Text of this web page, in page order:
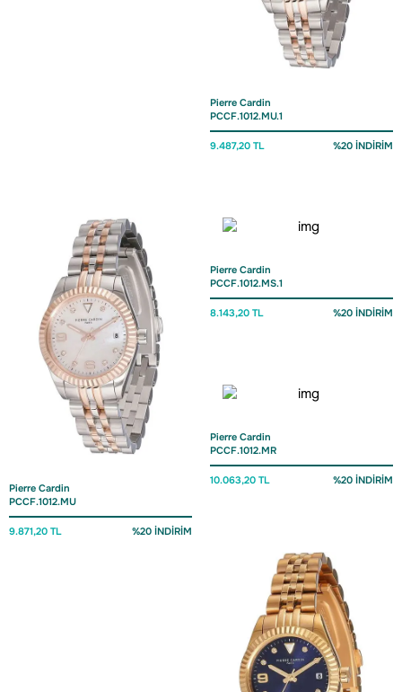
Pierre Cardin
PCCF.1012.MU.1
9.487,20 TL %20 İNDİRİM
Pierre Cardin
PCCF.1012.MU
9.871,20 TL %20 İNDİRİM
Pierre Cardin
PCCF.1012.MS.1
8.143,20 TL %20 İNDİRİM
Pierre Cardin
PCCF.1012.MR
10.063,20 TL %20 İNDİRİM